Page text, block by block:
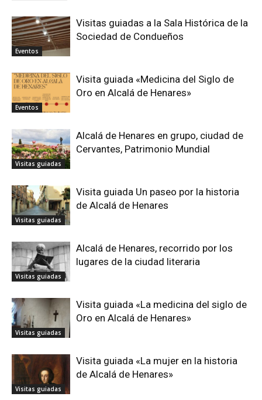
Eventos
Visitas guiadas a la Sala Histórica de la
Sociedad de Condueños
Eventos
Visita guiada «Medicina del Siglo de
Oro en Alcalá de Henares»
Visitas guiadas
Alcalá de Henares en grupo, ciudad de
Cervantes, Patrimonio Mundial
Visitas guiadas
Visita guiada Un paseo por la historia
de Alcalá de Henares
Visitas guiadas
Alcalá de Henares, recorrido por los
lugares de la ciudad literaria
Visitas guiadas
Visita guiada «La medicina del siglo de
Oro en Alcalá de Henares»
Visitas guiadas
Visita guiada «La mujer en la historia
de Alcalá de Henares»